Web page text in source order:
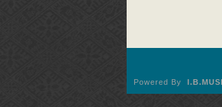
Powered By